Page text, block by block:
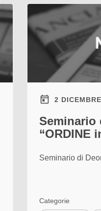
2
Seminario
“ORDINE
Seminario di
Categorie